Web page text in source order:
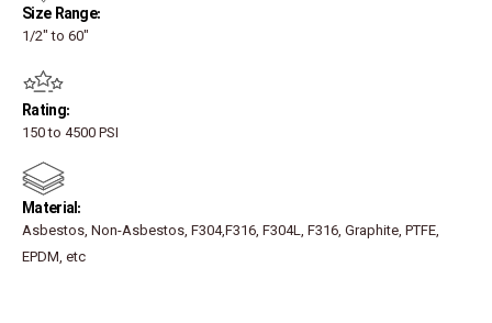
:Size Range
1/2" to 60"
:Rating
150 to 4500 PSI
:Material
Asbestos, Non-Asbestos, F304,F316, F304L, F316, Graphite, PTFE,
EPDM, etc